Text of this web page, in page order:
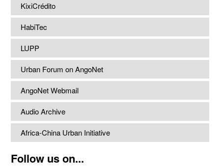
KixiCrédito
HabiTec
LUPP
Urban Forum on AngoNet
AngoNet Webmail
Audio Archive
Africa-China Urban Initiative
Follow us on...